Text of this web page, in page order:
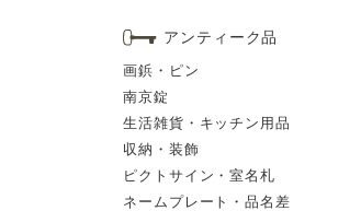
アンティーク品
画鋲・ピン
南京錠
生活雑貨・キッチン用品
収納・装飾
ピクトサイン・室名札
ネームプレート・品名差